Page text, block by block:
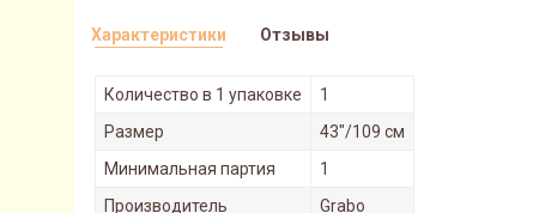
Характеристики
Количество в 1 упаковке
1
Размер
43"/109 см
Минимальная партия
1
Производитель
Grabo
Отзывы